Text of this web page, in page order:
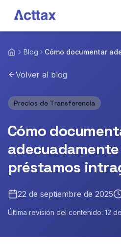
Servicios
Blog
Equipo
Blog
Cómo documentar
Volver al blog
Precios de Transferencia
Cómo
préstamos
22 de septiembre de 2025
Última revisión del contenido: 12